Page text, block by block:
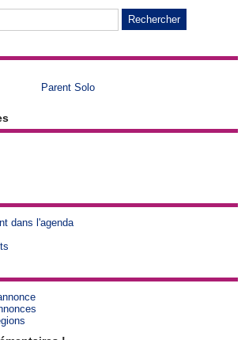
Parent Solo
dans l'agenda